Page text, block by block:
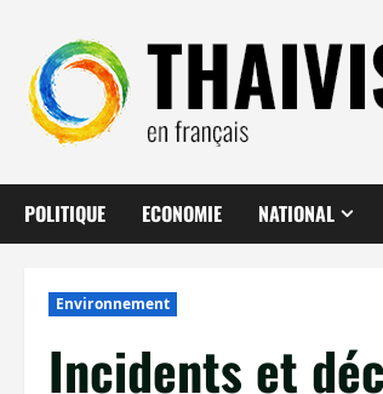
contenu
POLITIQUE ECONOMIE NATIONAL
Environnement
Incidents et